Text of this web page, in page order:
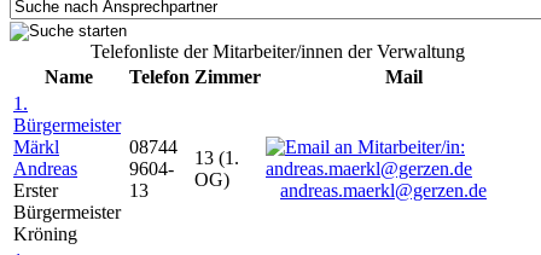
Telefonliste der Mitarbeiter/innen der Verwaltung
Name
Telefon Zimmer
Mail
1.
Bürgermeister
Märkl
Andreas
Erster
Bürgermeister
Kröning
08744
9604-
13
13 (1.
OG)
andreas.maerkl@gerzen.de